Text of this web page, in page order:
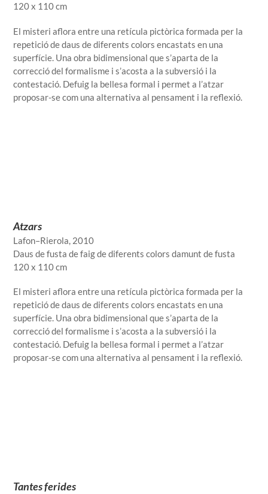
120 x 110 cm
El misteri aflora entre una retícula pictòrica formada per la
repetició de daus de diferents colors encastats en una
superfície. Una obra bidimensional que s’aparta de la
correcció del formalisme i s’acosta a la subversió i la
contestació. Defuig la bellesa formal i permet a l’atzar
proposar-se com una alternativa al pensament i la reflexió.
Atzars
Lafon–Rierola, 2010
Daus de fusta de faig de diferents colors damunt de fusta
120 x 110 cm
El misteri aflora entre una retícula pictòrica formada per la
repetició de daus de diferents colors encastats en una
superfície. Una obra bidimensional que s’aparta de la
correcció del formalisme i s’acosta a la subversió i la
contestació. Defuig la bellesa formal i permet a l’atzar
proposar-se com una alternativa al pensament i la reflexió.
Tantes ferides